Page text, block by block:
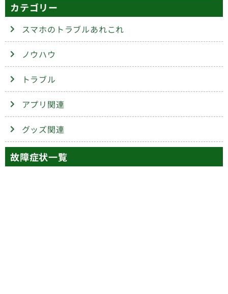
カテゴリー
スマホのトラブルあれこれ
ノウハウ
トラブル
アプリ関連
グッズ関連
故障症状一覧